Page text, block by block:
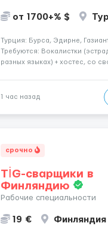
от 1700+% $
Турция: Бурса, Эдирне,
Требуются: Вокалистки
разных языках) + хостеc, со
трех месяцев. Мед. страховка.
1 час назад
срочно
TİG-сварщики в
Финляндию
Рабочие специальности
19 € Финляндия